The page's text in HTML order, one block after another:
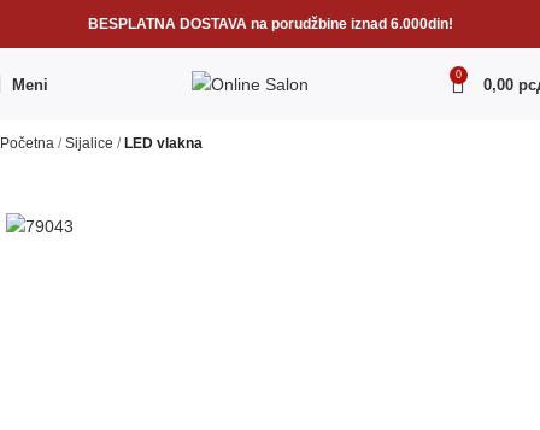
BESPLATNA DOSTAVA na porudžbine iznad 6.000din!
Meni
0
0,00
Početna Sijalice LED vlakna